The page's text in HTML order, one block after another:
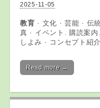
2025-11-05
教育 · 文化 · 芸能 · 伝
真 · イベント. 購読案
しよみ · コンセプト紹
Read more →